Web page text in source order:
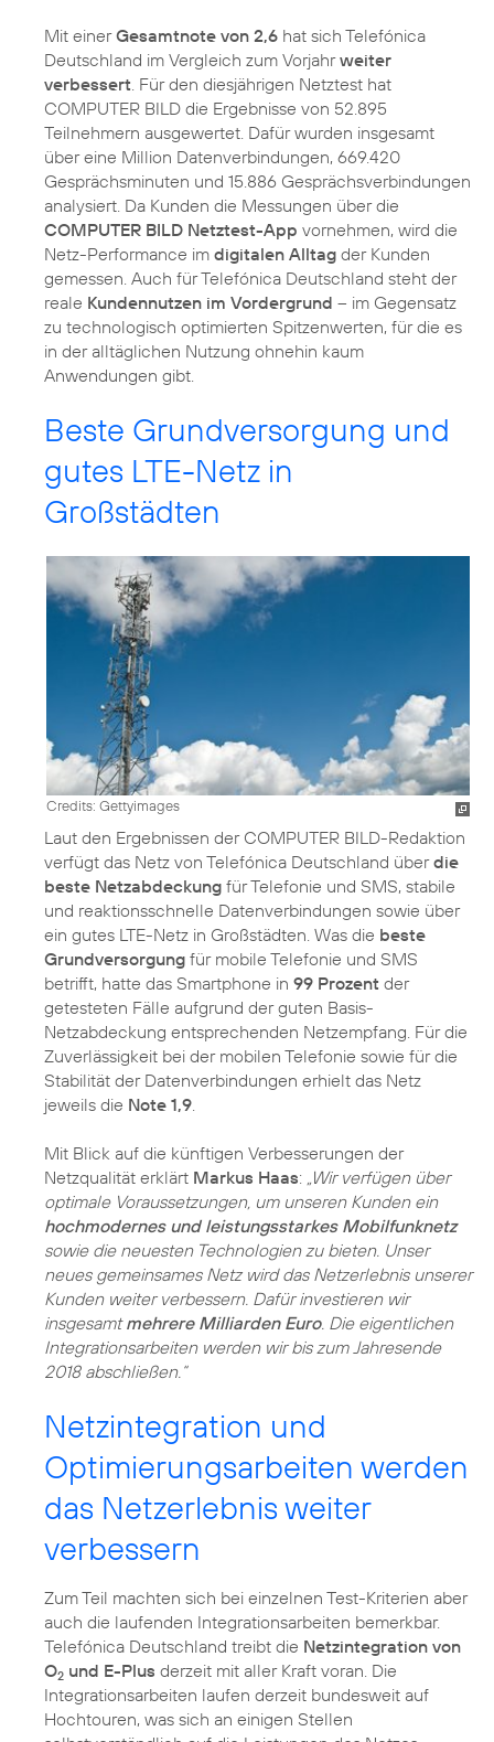
Mit einerGesamtnote von 2,6 hat sich Telefónica
Deutschland im Vergleich zum Vorjahrweiter
verbessert. Für den diesjährigen Netztest hat
COMPUTER BILD die Ergebnisse von 52.895
Teilnehmern ausgewertet. Dafür wurden insgesamt
über eine Million Datenverbindungen, 669.420
Gesprächsminuten und 15.886 Gesprächsverbindungen
analysiert. Da Kunden die Messungen über die
COMPUTER BILD Netztest-App vornehmen, wird die
Netz-Performance im digitalen Alltag der Kunden
gemessen. Auch für Telefónica Deutschland steht der
reale Kundennutzen im Vordergrund – im Gegensatz
zu technologisch optimierten Spitzenwerten, für die es
in der alltäglichen Nutzung ohnehin kaum
Anwendungen gibt.
Beste Grundversorgung und
gutes LTE-Netz in
Großstädten
Credits: Gettyimages
Laut den Ergebnissen der COMPUTER BILD-Redaktion
verfügt das Netz von Telefónica Deutschland überdie
beste Netzabdeckung für Telefonie und SMS, stabile
und reaktionsschnelle Datenverbindungen sowie über
ein gutes LTE-Netz in Großstädten. Was die beste
Grundversorgung für mobile Telefonie und SMS
betrifft, hatte das Smartphone in 99 Prozent der
getesteten Fälle aufgrund der guten Basis-
Netzabdeckung entsprechenden Netzempfang. Für die
Zuverlässigkeit bei der mobilen Telefonie sowie für die
Stabilität der Datenverbindungen erhielt das Netz
jeweils die Note 1,9
Mit Blick auf die künftigen Verbesserungen der
Netzqualität erklärt Markus Haas: „Wir verfügen über
optimale Voraussetzungen, um unseren Kunden ein
hochmodernes und leistungsstarkes Mobilfunknetz
sowie die neuesten Technologien zu bieten. Unser
neues gemeinsames Netz wird das Netzerlebnis unserer
Kunden weiter verbessern. Dafür investieren wir
insgesamtmehrere Milliarden Euro. Die eigentlichen
Integrationsarbeiten werden wir bis zum Jahresende
2018 abschließen.“
Netzintegration und
Optimierungsarbeiten werden
das Netzerlebnis weiter
verbessern
Zum Teil machten sich bei einzelnen Test-Kriterien aber
auch die laufenden Integrationsarbeiten bemerkbar.
Telefónica Deutschland treibt die Netzintegration von
O2 und E-Plus derzeit mit aller Kraft voran. Die
Integrationsarbeiten laufen derzeit bundesweit auf
Hochtouren, was sich an einigen Stellen